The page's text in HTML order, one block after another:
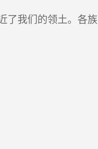
了我们的领土。各